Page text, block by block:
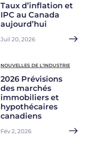
Taux d’inflation et
IPC au Canada
aujourd’hui
Juil 20, 2026
NOUVELLES DE L’INDUSTRIE
2026 Prévisions
des marchés
immobiliers et
hypothécaires
canadiens
Fév 2, 2026